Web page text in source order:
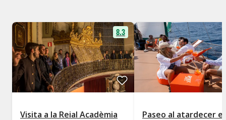
8.3
Visita a la Reial Acadèmia
Paseo al atardecer